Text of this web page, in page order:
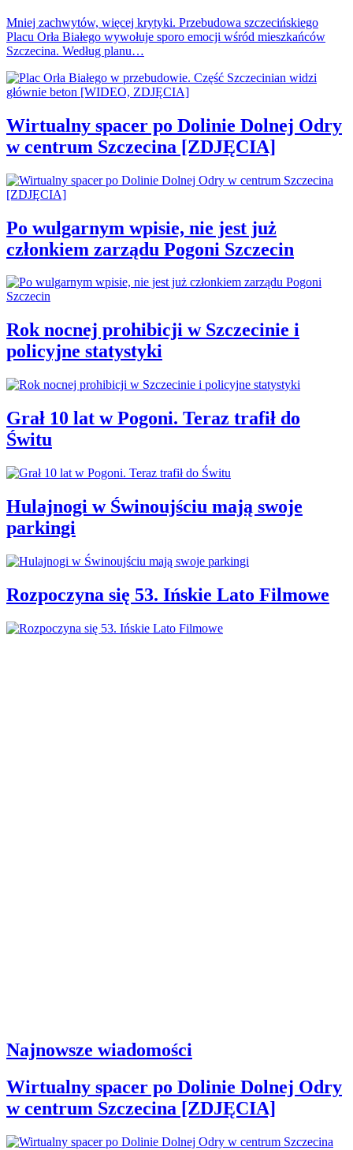
Mniej zachwytów, więcej krytyki. Przebudowa szczecińskiego
Placu Orła Białego wywołuje sporo emocji wśród mieszkańców
Szczecina. Według planu…
Wirtualny spacer po Dolinie Dolnej Odry
w centrum Szczecina [ZDJĘCIA]
Po wulgarnym wpisie, nie jest już
członkiem zarządu Pogoni Szczecin
Rok nocnej prohibicji w Szczecinie i
policyjne statystyki
Grał 10 lat w Pogoni. Teraz trafił do
Świtu
Hulajnogi w Świnoujściu mają swoje
parkingi
Rozpoczyna się 53. Ińskie Lato Filmowe
Najnowsze wiadomości
Wirtualny spacer po Dolinie Dolnej Odry
w centrum Szczecina [ZDJĘCIA]